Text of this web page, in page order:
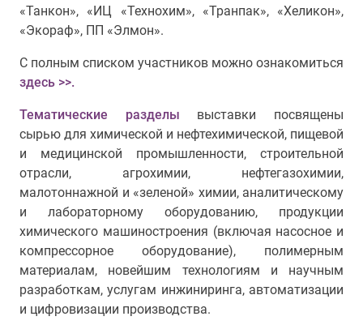
«Танкон», «ИЦ «Технохим», «Транпак», «Хеликон»,
«Экораф», ПП «Элмон».
С полным списком участников можно ознакомиться
здесь >>.
Тематические разделы выставки посвящены
сырью для химической и нефтехимической, пищевой
и медицинской промышленности, строительной
отрасли, агрохимии, нефтегазохимии,
малотоннажной и «зеленой» химии, аналитическому
и лабораторному оборудованию, продукции
химического машиностроения (включая насосное и
компрессорное оборудование), полимерным
материалам, новейшим технологиям и научным
разработкам, услугам инжиниринга, автоматизации
и цифровизации производства.